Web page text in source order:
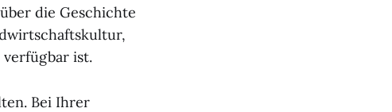
die Geschichte
ist.
Bei Ihrer